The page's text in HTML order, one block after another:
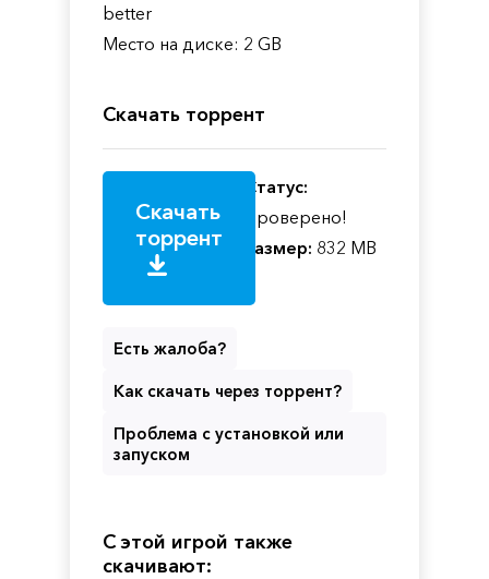
better
Место на диске: 2 GB
Скачать торрент
Скачать
торрент
Статус:
Проверено!
Размер: 832 MB
Есть жалоба?
Как скачать через торрент?
Проблема с установкой или
запуском
С этой игрой также
скачивают: